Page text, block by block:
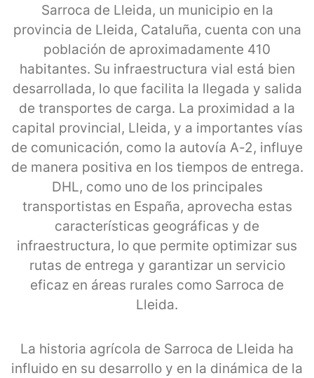
Sarroca de Lleida, un municipio en la
provincia de Lleida, Cataluña, cuenta con una
población de aproximadamente 410
habitantes. Su infraestructura vial está bien
desarrollada, lo que facilita la llegada y salida
de transportes de carga. La proximidad a la
capital provincial, Lleida, y a importantes vías
de comunicación, como la autovía A-2, influye
de manera positiva en los tiempos de entrega.
DHL, como uno de los principales
transportistas en España, aprovecha estas
características geográficas y de
infraestructura, lo que permite optimizar sus
rutas de entrega y garantizar un servicio
eficaz en áreas rurales como Sarroca de
Lleida.
La historia agrícola de Sarroca de Lleida ha
influido en su desarrollo y en la dinámica de la